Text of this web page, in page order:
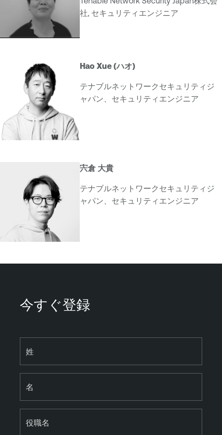
e
m
a
g
社, セキュリティエンジニア
Hao Xue (ハオ)
テナブルネットワークセキュリティジ
ャパン、セキュリティエンジニア
宍倉 大貴
テナブルネットワークセキュリティジ
ャパン、セキュリティエンジニア
今すぐ登録
姓
名
役職名